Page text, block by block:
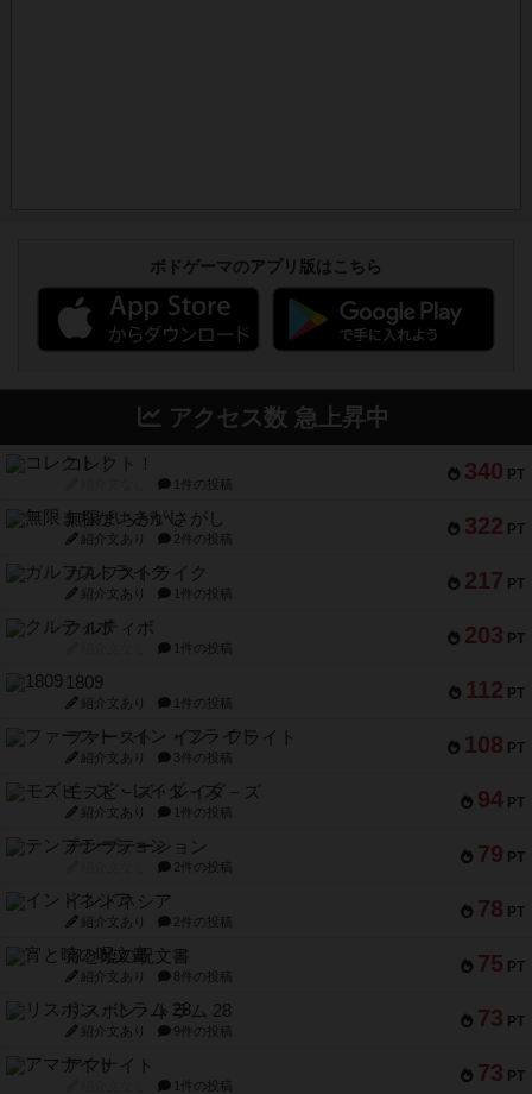
ボドゲーマのアプリ版はこちら
アクセス数 急上昇中
340 PT
コレクト！
1件の投稿
322 PT
無限まちがいさがし
紹介文あり 2件の投稿
217 PT
ガルフストライク
紹介文あり 1件の投稿
203 PT
クルティボ
1件の投稿
112 PT
1809
紹介文あり 1件の投稿
108 PT
ファースト・イン・フライト
紹介文あり 3件の投稿
94 PT
モズビ－ズ・レイダ－ズ
紹介文あり 1件の投稿
79 PT
テンプテーション
2件の投稿
78 PT
インドネシア
紹介文あり 2件の投稿
75 PT
宵と暁の呪文書
紹介文あり 8件の投稿
73 PT
リスボン・トラム 28
紹介文あり 9件の投稿
73 PT
アマナイト
1件の投稿